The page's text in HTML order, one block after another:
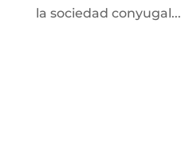
la sociedad conyugal...